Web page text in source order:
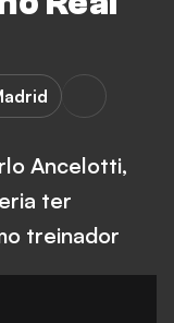
Ancelotti,
ter
treinador